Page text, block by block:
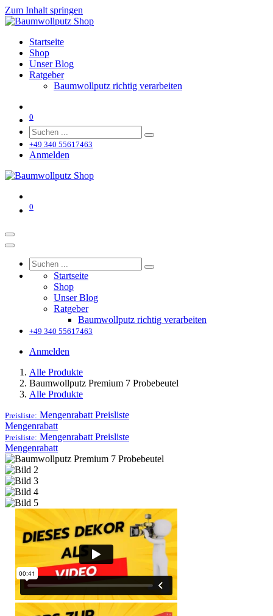
Zum Inhalt springen
Startseite
Shop
Unser Blog
Ratgeber
Baumwollputz richtig verarbeiten
0
+49 340 55617463
Anmelden
0
Startseite
Shop
Unser Blog
Ratgeber
Baumwollputz richtig verarbeiten
+49 340 55617463
Anmelden
Alle Produkte
Baumwollputz Premium 7 Probebeutel
Alle Produkte
Preisliste: Mengenrabatt Preisliste
Mengenrabatt
Preisliste: Mengenrabatt Preisliste
Mengenrabatt